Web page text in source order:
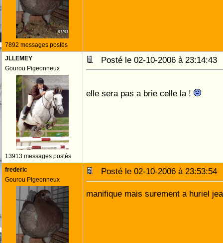
7892 messages postés
JLLEMEY
Gourou Pigeonneux
13913 messages postés
Posté le 02-10-2006 à
elle sera pas a brie celle la !
frederic
Gourou Pigeonneux
Posté le 02-10-2006 à
manifique mais surement a huriel